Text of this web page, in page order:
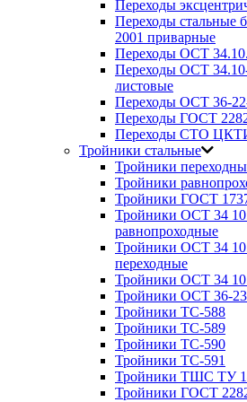
Переходы
Переходы стальные
2001 приварные
Переходы ОСТ
Переходы ОСТ
листовые
Переходы ОСТ 36-
Переходы ГОСТ
Переходы СТО
Тройники стальные
Тройники
Тройники
Тройники ГОСТ
Тройники ОСТ 34
равнопроходные
Тройники ОСТ 34
переходные
Тройники ОСТ 34
Тройники ОСТ 36-
Тройники ТС-588
Тройники ТС-589
Тройники ТС-590
Тройники ТС-591
Тройники ТШС ТУ
Тройники ГОСТ